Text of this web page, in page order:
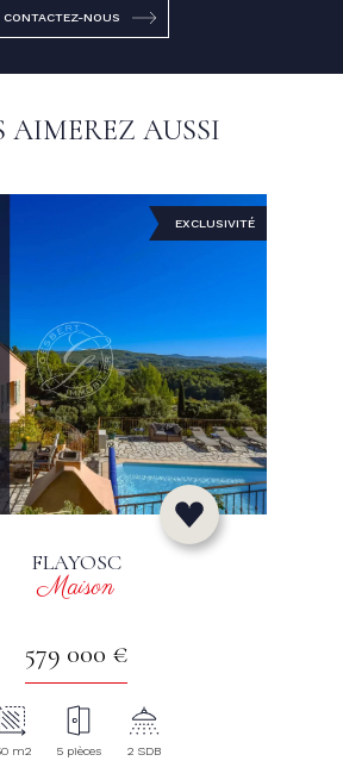
CONTACTEZ-NOUS
AIMEREZ AUSSI
EXCLUSIVITÉ
FLAYOSC
Maison
579 000 €
m2 5 pièces 2 SDB